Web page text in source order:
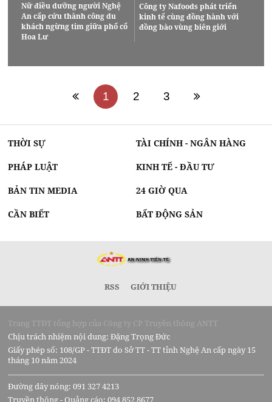
Nữ điều dưỡng người Nghệ
An cấp cứu thành công du
khách ngừng tim giữa phố cổ
Hoa Lư
Công ty Nafoods phát triển
kinh tế cùng đồng hành với
đồng bào vùng biên giới
1 2 3
THỜI SỰ TÀI CHÍNH - NGÂN HÀNG
PHÁP LUẬT KINH TẾ - ĐẦU TƯ
BẢN TIN MEDIA 24 GIỜ QUA
CẦN BIẾT BẤT ĐỘNG SẢN
RSS GIỚI THIỆU
Trang TTĐT tổng hợp của Công ty CP Truyền thông ANTT
Chịu trách nhiệm nội dung: Đặng Trọng Đức
Giấy phép số: 108/GP - TTĐT do Sở TT - TT tỉnh Nghệ An cấp ngày 15
tháng 10 năm 2024
Đường dây nóng: 091 327 4213
Truyền thông - Quảng cáo: 094 852 8677